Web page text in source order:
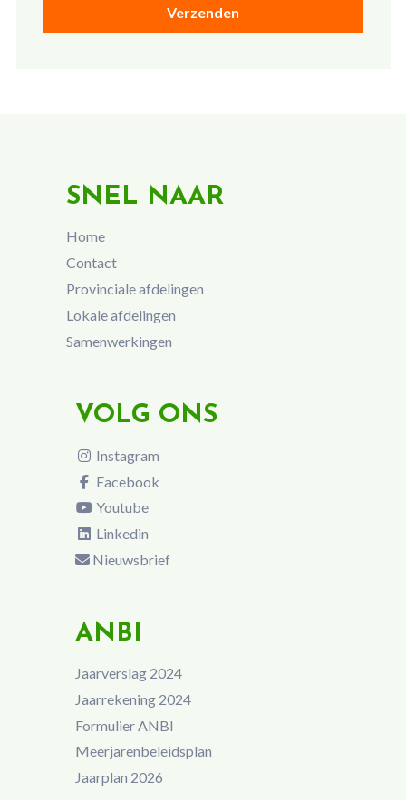
SNEL NAAR
Home
Contact
Provinciale afdelingen
Lokale afdelingen
Samenwerkingen
VOLG ONS
Instagram
Facebook
Youtube
Linkedin
Nieuwsbrief
ANBI
Jaarverslag 2024
Jaarrekening 2024
Formulier ANBI
Meerjarenbeleidsplan
Jaarplan 2026